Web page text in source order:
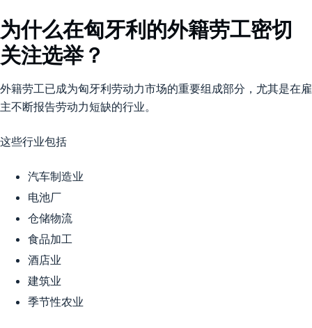
为什么在匈牙利的外籍劳工密切
关注选举？
外籍劳工已成为匈牙利劳动力市场的重要组成部分，尤其是在雇
主不断报告劳动力短缺的行业。
这些行业包括
汽车制造业
电池厂
仓储物流
食品加工
酒店业
建筑业
季节性农业